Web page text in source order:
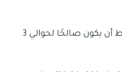
جواز سفر دولة الإمارات، ويشترط أن يكون صالحًا لحوالي 3